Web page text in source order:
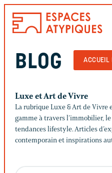
BLOG ACCUEIL
Luxe et Art de Vivre
La rubrique Luxe & Art de Vivre
gamme à travers l’immobilier,
tendances lifestyle. Articles
contemporain et inspirations